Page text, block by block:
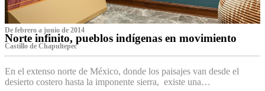
De febrero a junio de 2014
Norte infinito, pueblos indígenas en movimiento
Castillo de Chapultepec
En el extenso norte de México, donde los paisajes van desde el
desierto costero hasta la imponente sierra, existe una…